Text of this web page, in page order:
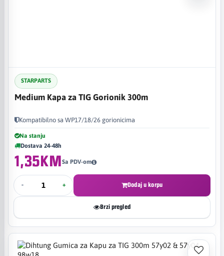
STARPARTS
Medium Kapa za TIG Gorionik 300m
Kompatibilno sa WP17/18/26 gorionicima
Na stanju
Dostava 24-48h
1,35KMSa PDV-om
- + Dodaj u korpu
Brzi pregled